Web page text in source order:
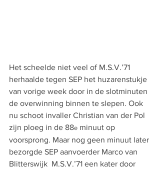
Het scheelde niet veel of M.S.V.’71
herhaalde tegen SEP het huzarenstukje
van vorige week door in de slotminuten
de overwinning binnen te slepen. Ook
nu schoot invaller Christian van der Pol
zijn ploeg in de 88e minuut op
voorsprong. Maar nog geen minuut later
bezorgde SEP aanvoerder Marco van
Blitterswijk  M.S.V.’71 een kater door